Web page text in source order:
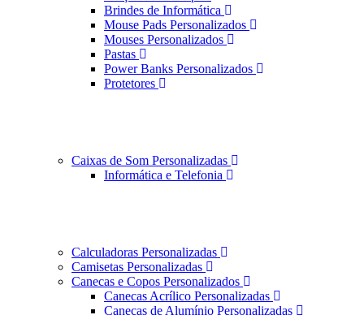
Brindes de Informática
Mouse Pads Personalizados
Mouses Personalizados
Pastas
Power Banks Personalizados
Protetores
Caixas de Som Personalizadas
Informática e Telefonia
Calculadoras Personalizadas
Camisetas Personalizadas
Canecas e Copos Personalizados
Canecas Acrílico Personalizadas
Canecas de Alumínio Personalizadas